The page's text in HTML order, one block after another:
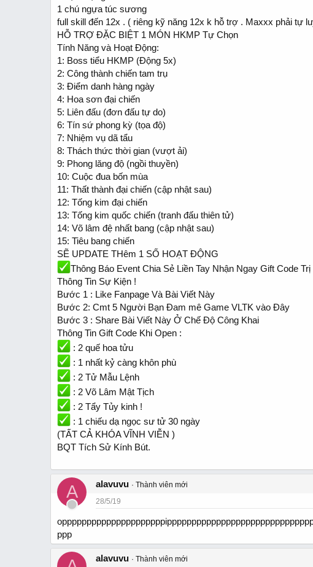
1 chú ngựa túc sương
full skill đến 12x . ( riêng kỹ năng 12x k hỗ trợ . Maxxx phải tự
HỖ TRỢ ĐẶC BIỆT 1 MÓN HKMP Tự Chọn
Tính Năng và Hoạt Động:
1: Boss tiểu HKMP (Động 5x)
2: Công thành chiến tam trụ
3: Điểm danh hàng ngày
4: Hoa sơn đại chiến
5: Liên đấu (đơn đấu tự do)
6: Tín sứ phong kỳ (tọa độ)
7: Nhiệm vụ dã tẩu
8: Thách thức thời gian (vượt ải)
9: Phong lăng độ (ngồi thuyền)
10: Cuộc đua bốn mùa
11: Thất thành đại chiến (cập nhật sau)
12: Tống kim đại chiến
13: Tống kim quốc chiến (tranh đấu thiên tử)
14: Võ lâm đệ nhất bang (cập nhật sau)
15: Tiêu bang chiến
SẼ UPDATE THêm 1 SỐ HOẠT ĐỘNG
Thông Báo Event Chia Sẻ Liền Tay Nhận Ngay Gift Code
Thông Tin Sự Kiện !
Bước 1 : Like Fanpage Và Bài Viết Này
Bước 2: Cmt 5 Người Bạn Đam mê Game VLTK vào Đây
Bước 3 : Share Bài Viết Này Ở Chế Độ Công Khai
Thông Tin Gift Code Khi Open :
: 2 quế hoa tửu
: 1 nhất kỷ càng khôn phù
: 2 Tử Mẫu Lệnh
: 2 Võ Lâm Mật Tịch
: 2 Tẩy Tủy kinh !
: 1 chiếu dạ ngọc sư tử 30 ngày
(TẤT CẢ KHÓA VĨNH VIỄN )
BQT Tích Sử Kính Bút.
A alavuvu
Thành viên mới
28/5/19
ppp
alavuvu
Thành viên mới